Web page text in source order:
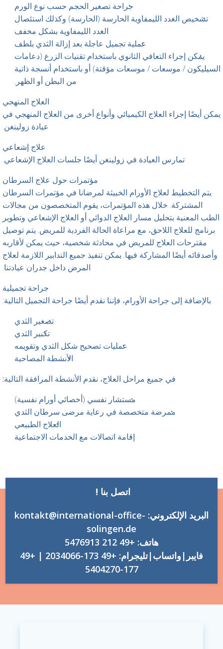
جراحة تصغير الحجم حسب نوع الورم
تشخيص الغدد الليمفاوية الحارسة (الحارسة) وكذلك استئصال
الغدد الليمفاوية بشكل مخفف
عملية تجميل عاجلة بعد إزالة الثدي بلطف
يمكن إجراء التعافي الثانوي باستخدام تقنيات الزرع (دعامات
السيليكون / موسعات / موسعات مؤقتة) أو باستخدام أنسجة ذاتية
من البطن أو الظهر.
العلاج المنهجي
يمكن أيضًا إجراء العلاج الكيميائي وأنواع أخرى من العلاج المنهجي في
عيادة زولينغن.
علاج إشعاعي
تمارس العيادة في زولينغن أيضًا جلسات العلاج الإشعاعي.
مؤتمرات حول علاج السرطان
يتم التخطيط لعلاج الأورام الخبيثة لمرضانا في مؤتمرات السرطان
المشتركة. خلال هذه المؤتمرات، يقوم المتخصصون من مجالات
الطب المعنية بتحليل مسار العلاج الدوائي أو العلاج الإشعاعي وتطوير
برنامج للعلاج اللاحق، مع مراعاة الحالة الفردية للمريض. يتم توصيل
مقترحات العلاج للمريض في محادثة شخصية، حيث يمكن لأقاربه
وأصدقائه أيضًا المشاركة فيها. يمكن تنفيذ جميع التدابير اللازمة لعلاج
المرض داخل جدران عيادتنا.
جراحة تجميلية
بالإضافة إلى جراحة الأورام، فإننا نقدم أيضًا جراحة التجميل التالية:
تصغير الثدي
تكبير الثدي
عمليات تصحيح شكل الثدي وتقويمه
الأنشطة المصاحبة
في جميع مراحل العلاج، نقدم الأنشطة المرافقة التالية:
مستشار نفسي (أخصائي أورام نفسية)
ممرضة متخصصة في رعاية مرضى سرطان الثدي
العلاج الطبيعي
إقامة اتصالات مع الخدمات الاجتماعية
اتصل بنا !
البريد الإلكتروني: kontakt@international-office-
solingen.de
هاتف: +49 212 5476913
فايبر|واتساب|تليجرام: +49 173-2034066 | +49
177-5404270